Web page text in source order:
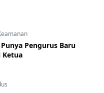
Punya Pengurus Baru
Ketua